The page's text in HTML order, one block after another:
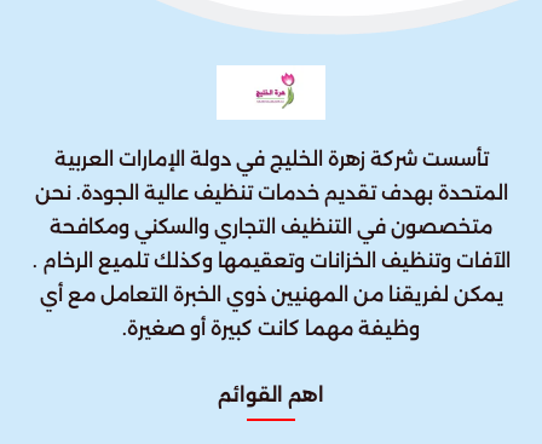
تأسست شركة زهرة الخليج في دولة الإمارات العربية
المتحدة بهدف تقديم خدمات تنظيف عالية الجودة. نحن
متخصصون في التنظيف التجاري والسكني ومكافحة
الآفات وتنظيف الخزانات وتعقيمها وكذلك تلميع الرخام .
يمكن لفريقنا من المهنيين ذوي الخبرة التعامل مع أي
وظيفة مهما كانت كبيرة أو صغيرة.
اهم القوائم